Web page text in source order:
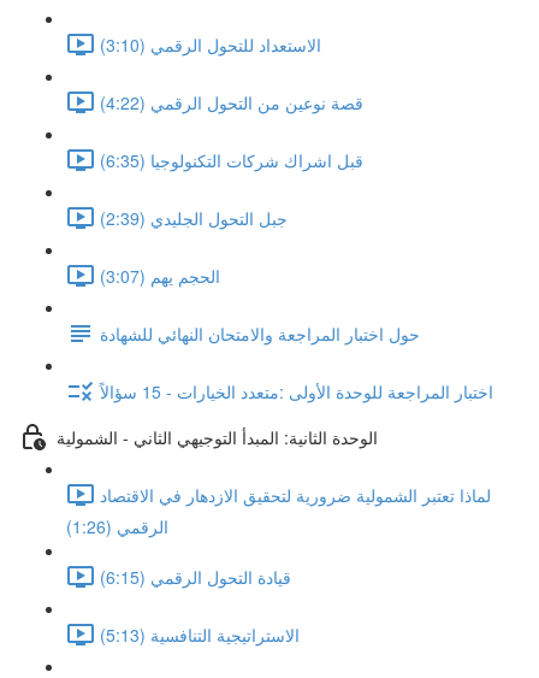
الاستعداد للتحول الرقمي (3:10)
قصة نوعين من التحول الرقمي (4:22)
قبل اشراك شركات التكنولوجيا (6:35)
جبل التحول الجليدي (2:39)
الحجم يهم (3:07)
حول اختبار المراجعة والامتحان النهائي للشهادة
اختبار المراجعة للوحدة الأولى :متعدد الخيارات - 15 سؤالاً
الوحدة الثانية: المبدأ التوجيهي الثاني - الشمولية
لماذا تعتبر الشمولية ضرورية لتحقيق الازدهار في الاقتصاد
الرقمي (1:26)
قيادة التحول الرقمي (6:15)
الاستراتيجية التنافسية (5:13)